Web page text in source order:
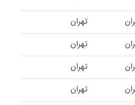
تهران
تهران
تهران
تهران